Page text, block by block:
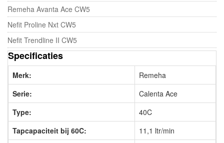
Remeha Avanta Ace CW5
Nefit Proline Nxt CW5
Nefit Trendline II CW5
Specificaties
Merk:
Remeha
Serie:
Calenta Ace
Type:
40C
Tapcapaciteit bij 60C:
11,1 ltr/min